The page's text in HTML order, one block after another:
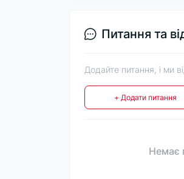
Питання та
Додайте питання, і ми
+ Додати питання
Немає